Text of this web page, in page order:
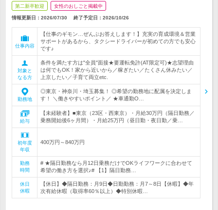
第二新卒歓迎 女性のおしごと掲載中
情報更新日：2026/07/30 終了予定日： 2026/10/26
仕事内容
【仕事のギモン…ぜんぶお答えします！】充実の育成環境＆営業
サポートがあるから、タクシードライバーが初めての方でも安心
です♪
対象と
なる方
条件を満たす方は"全員"面接★要運転免許(AT限定可)★志望理由
は何でもOK！家から近いから／稼ぎたい／たくさん休みたい／
上京したい／子育て両立etc.
勤務地
◎東京・神奈川・埼玉募集！ ◎希望の勤務地に配属を決定しま
す！ ＼働きやすいポイント／ ★車通勤O…
給与
【未経験者】■東京（23区・西東京）・月給30万円（隔日勤務／
乗務開始後6ヶ月間）・月給25万円（昼日勤・夜日勤／乗…
初年度
年収
400万円～840万円
勤務
時間
# ★隔日勤務なら月12日乗務だけでOKライフワークに合わせて
希望の働き方を選択♪# 【1】隔日勤務…
休日
休暇
【休日】◆隔日勤務：月9日◆日勤勤務：月7～8日【休暇】◆年
次有給休暇（取得率60％以上）◆特別休暇…